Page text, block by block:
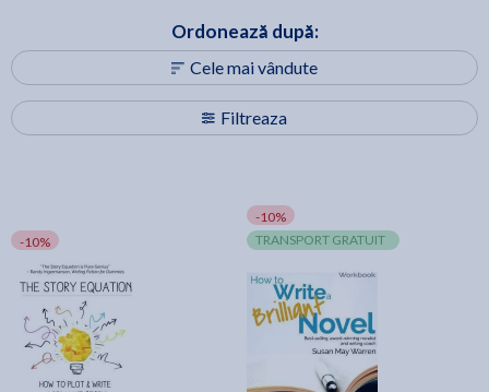
Filtreaza
Ordonează după:
Cele mai vândute
-10%
-10%
TRANSPORT GRATUIT